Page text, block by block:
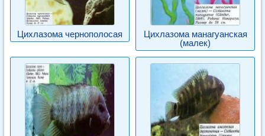
Цихлазома чернополосая
Цихлазома манагуанская
(малек)